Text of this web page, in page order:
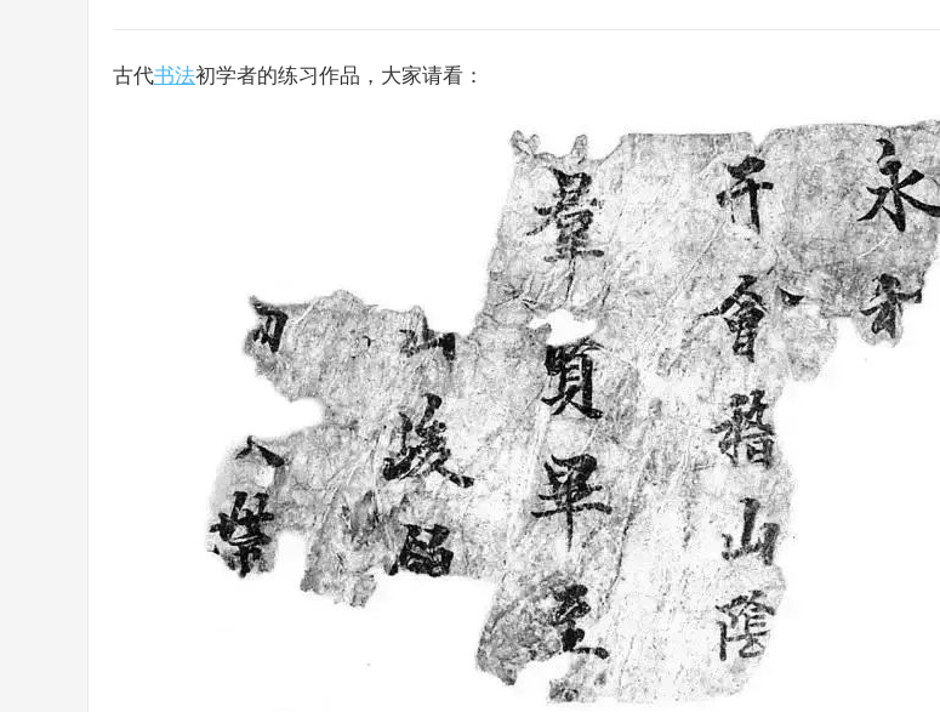
古代书法初学者的练习作品，大家请看：